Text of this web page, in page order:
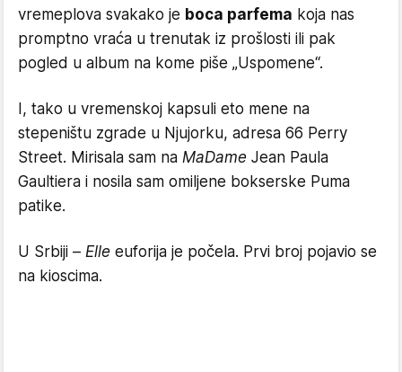
vremeplova svakako je boca parfema koja nas
promptno vraća u trenutak iz prošlosti ili pak
pogled u album na kome piše „Uspomene“.
I, tako u vremenskoj kapsuli eto mene na
stepeništu zgrade u Njujorku, adresa 66 Perry
Street. Mirisala sam na MaDame Jean Paula
Gaultiera i nosila sam omiljene bokserske Puma
patike.
U Srbiji – Elle euforija je počela. Prvi broj pojavio se
na kioscima.